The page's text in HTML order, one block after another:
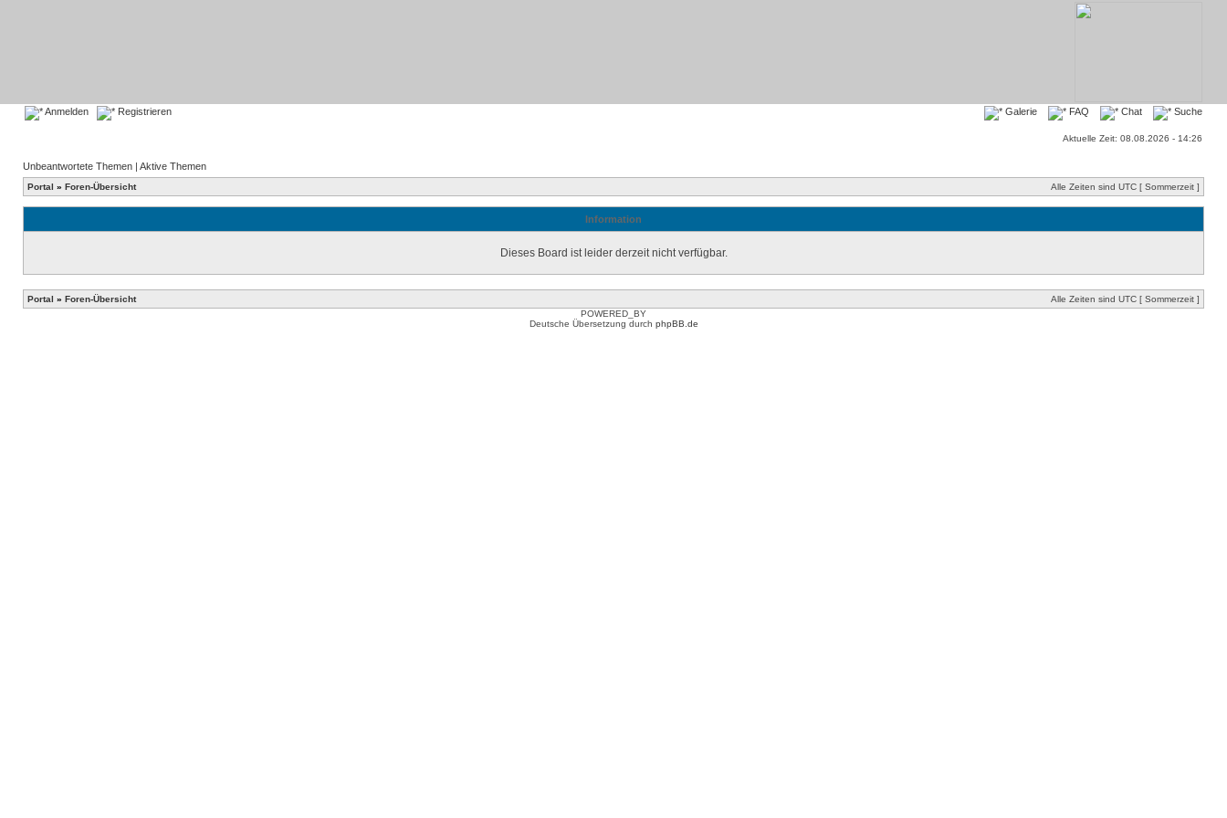
Anmelden Registrieren Galerie FAQ Chat Suche
Aktuelle Zeit: 08.08.2026 - 14:26
Unbeantwortete Themen | Aktive Themen
Portal » Foren-Übersicht Alle Zeiten sind UTC [ Sommerzeit ]
Information
Dieses Board ist leider derzeit nicht verfügbar.
Portal » Foren-Übersicht
Alle Zeiten sind UTC [ Sommerzeit ]
POWERED_BY
Deutsche Übersetzung durch phpBB.de